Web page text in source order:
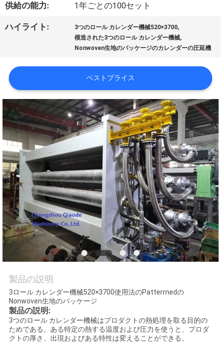
工
場
行
品
質
管
理
私
達
に
連
絡
し
な
さ
供給の能力: 1年ごとの100セット
ハイライト: 3つのロール カレンダー機械520×3700,
模造された3つのロール カレンダー機械,
Nonwoven生地のパッケージのカレンダーの圧延機
ベストプライス
製品の説明
3ロール カレンダー機械520×3700使用法のPatterrnedの
Nonwoven生地のパッケージ
製品の説明:
3つのロール カレンダー機械はプロダクトの熱処理を取る目的の
ためである。ある特定の熱する温度および圧力を使うと、プロダ
クトの厚さ、出現およびある特性は変えることができる。